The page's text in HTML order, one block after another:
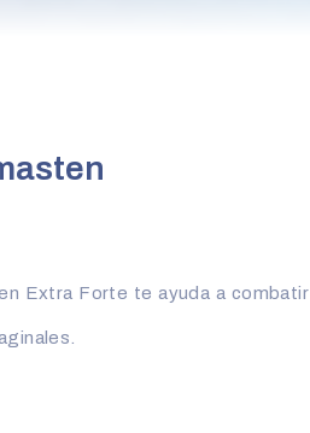
Extra Forte te ayuda a combatir